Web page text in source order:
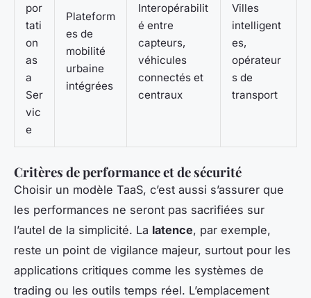
por
tati
on
as
a
Ser
vic
e
Plateform
es de
mobilité
urbaine
intégrées
Interopérabilit
é entre
capteurs,
véhicules
connectés et
centraux
Villes
intelligent
es,
opérateur
s de
transport
Critères de performance et de sécurité
Choisir un modèle TaaS, c’est aussi s’assurer que
les performances ne seront pas sacrifiées sur
l’autel de la simplicité. La latence, par exemple,
reste un point de vigilance majeur, surtout pour les
applications critiques comme les systèmes de
trading ou les outils temps réel. L’emplacement